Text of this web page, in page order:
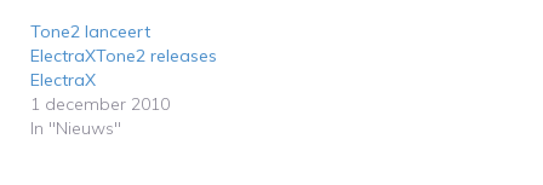
Tone2 lanceert
ElectraXTone2 releases
ElectraX
1 december 2010
In "Nieuws"